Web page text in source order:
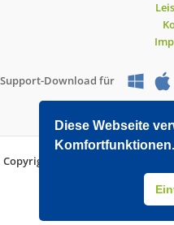
Support-Download für
Copyright © 2026 O&V DATEC
Diese Webseite
Komfortfunktionen.